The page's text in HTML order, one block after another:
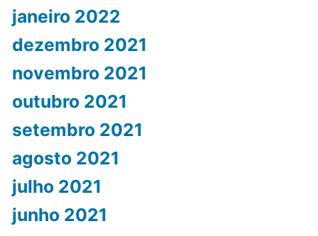
janeiro 2022
dezembro 2021
novembro 2021
outubro 2021
setembro 2021
agosto 2021
julho 2021
junho 2021